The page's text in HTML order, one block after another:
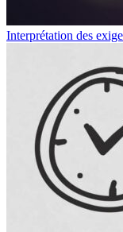
Interprétation des